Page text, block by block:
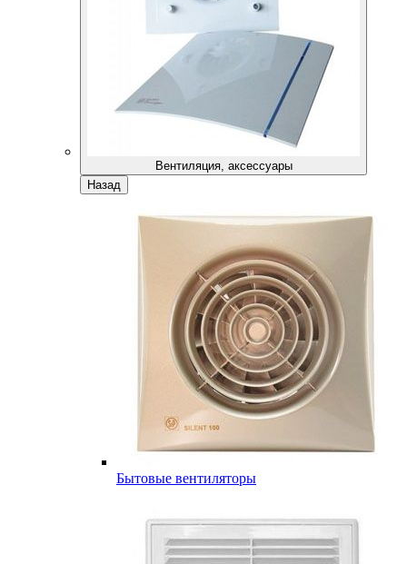
Вентиляция, аксессуары
Назад
Бытовые вентиляторы